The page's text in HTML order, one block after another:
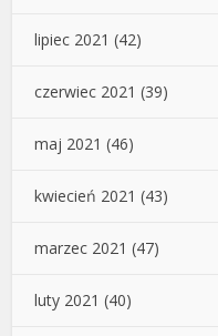
lipiec 2021 (42)
czerwiec 2021 (39)
maj 2021 (46)
kwiecień 2021 (43)
marzec 2021 (47)
luty 2021 (40)